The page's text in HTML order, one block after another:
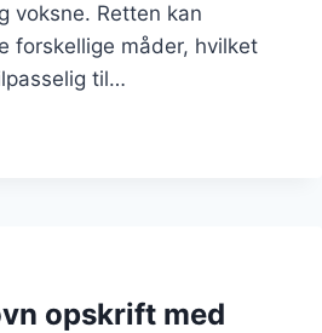
voksne. Retten kan
forskellige måder, hvilket
til…
opskrift med